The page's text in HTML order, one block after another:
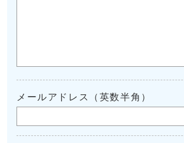
メールアドレス（英数半角）